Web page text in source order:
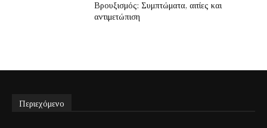
Βρουξισμός: Συμπτώματα, αιτίες και
αντιμετώπιση
Περιεχόμενο